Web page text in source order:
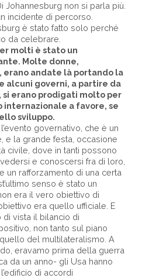
Johannesburg non si parla più.
incidente di percorso.
è stato fatto solo perché
da celebrare.
molti è stato un
Molte donne,
andate là portando la
alcuni governi, a partire da
erano prodigati molto per
a favore, se
sviluppo.
governativo, che è un
e la grande festa, occasione
civile, dove in tanti possono
e conoscersi fra di loro,
un rafforzamento di una certa
senso è stato un
era il vero obiettivo di
era quello ufficiale. E
di vista il bilancio di
non tanto sul piano
del multilateralismo. A
eravamo prima della guerra
da un anno- gli Usa hanno
di accordi